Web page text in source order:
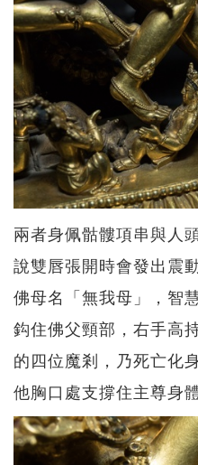
兩者身佩骷髏項串與人
說雙唇張開時會發出震
佛母名「無我母」，智
鈎住佛父頸部，右手高
的四位魔剎，乃死亡化
他胸口處支撐住主尊身體